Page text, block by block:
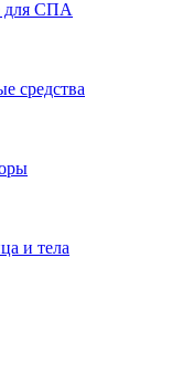
для СПА
средства
и тела